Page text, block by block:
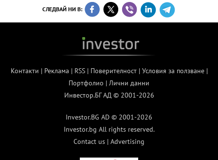
СЛЕДВАЙ НИ В:
Контакти | Реклама | RSS| Поверителност| Условия за ползване|
Портфолио | Лични данни
Инвестор.БГ АД © 2001-2026
Investor.BG AD © 2001-2026
Investor.bg All rights reserved.
Contact us | Advertising